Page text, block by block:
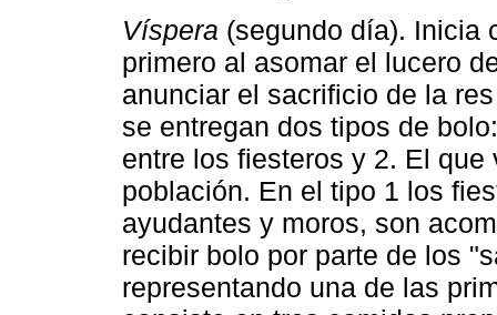
Víspera (segundo día). Inicia
primero al asomar el lucero
anunciar el sacrificio de la
se entregan dos tipos de
entre los fiesteros y 2. El
población. En el tipo 1 los
ayudantes y moros, son
recibir bolo por parte de los
representando una de las